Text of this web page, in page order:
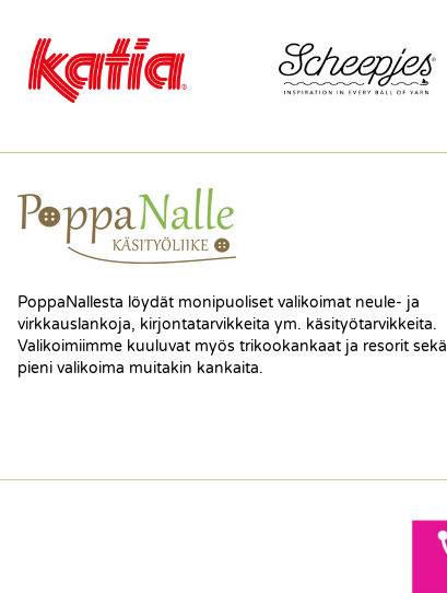
PoppaNallesta löydät monipuoliset valikoimat neule- ja
virkkauslankoja, kirjontatarvikkeita ym. käsityötarvikkeita.
Valikoimiimme kuuluvat myös trikookankaat ja resorit sekä
pieni valikoima muitakin kankaita.